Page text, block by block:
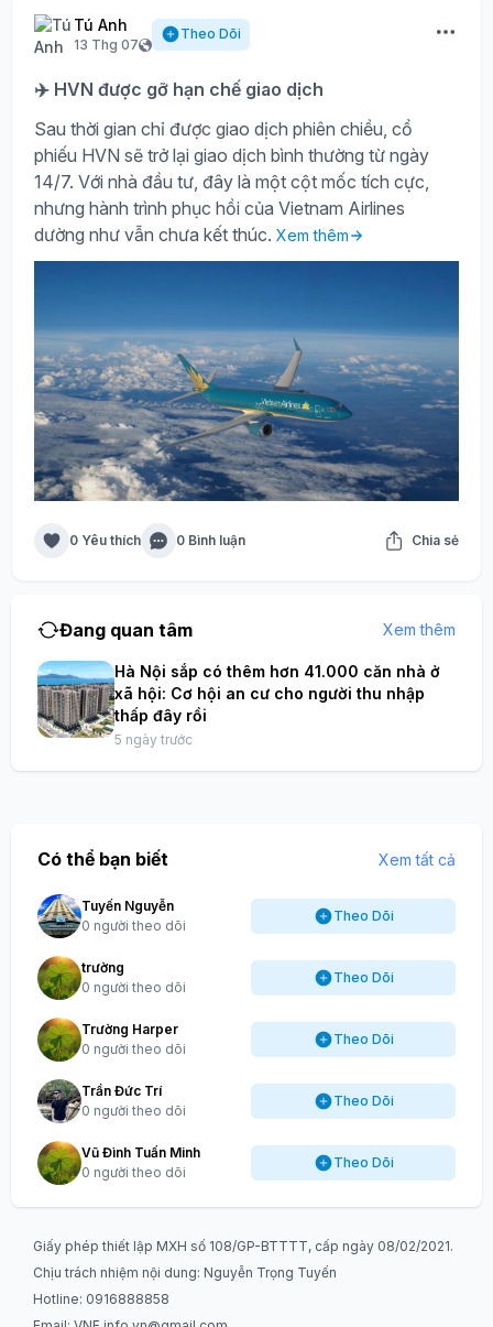
Tú Anh
13 Thg 07
Theo Dõi
✈️ HVN được gỡ hạn chế giao dịch
Sau thời gian chỉ được giao dịch phiên chiều, cổ
phiếu HVN sẽ trở lại giao dịch bình thường từ ngày
14/7. Với nhà đầu tư, đây là một cột mốc tích cực,
nhưng hành trình phục hồi của Vietnam Airlines
dường như vẫn chưa kết thúc. Xem thêm
0 Yêu thích 0 Bình luận Chia sẻ
Đang quan tâm Xem thêm
Hà Nội sắp có thêm hơn 41.000 căn nhà ở
xã hội: Cơ hội an cư cho người thu nhập
thấp đây rồi
5 ngày trước
Có thể bạn biết Xem tất cả
Tuyến Nguyễn
0 người theo dõi
Theo Dõi
trường
0 người theo dõi
Theo Dõi
Trường Harper
0 người theo dõi
Theo Dõi
Trần Đức Trí
0 người theo dõi
Theo Dõi
Vũ Đình Tuấn Minh
0 người theo dõi
Theo Dõi
Giấy phép thiết lập MXH số 108/GP-BTTTT, cấp ngày 08/02/2021.
Chịu trách nhiệm nội dung: Nguyễn Trọng Tuyến
Hotline: 0916888858